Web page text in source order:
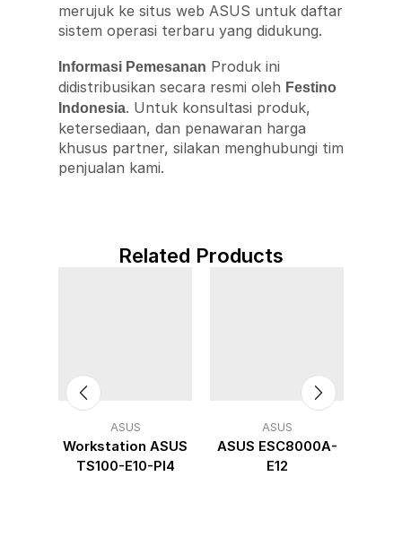
merujuk ke situs web ASUS untuk daftar
sistem operasi terbaru yang didukung.
Informasi Pemesanan Produk ini
didistribusikan secara resmi oleh Festino
Indonesia. Untuk konsultasi produk,
ketersediaan, dan penawaran harga
khusus partner, silakan menghubungi tim
penjualan kami.
Related Products
ASUS
Workstation ASUS
TS100-E10-PI4
ASUS
ASUS ESC8000A-
E12